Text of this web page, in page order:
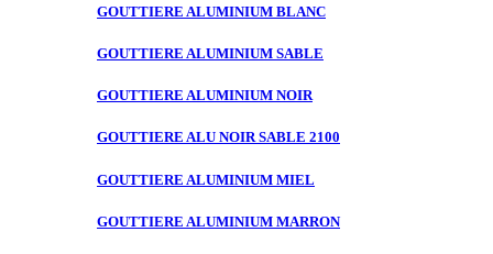
GOUTTIERE ALUMINIUM BLANC
GOUTTIERE ALUMINIUM SABLE
GOUTTIERE ALUMINIUM NOIR
GOUTTIERE ALU NOIR SABLE 2100
GOUTTIERE ALUMINIUM MIEL
GOUTTIERE ALUMINIUM MARRON